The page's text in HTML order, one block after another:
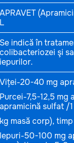
APRAVET
L
Se indică în
colibacteriozei şi
iepurilor.
Viței-20-40 mg
Purcei-7,5-12,5
apramicină sulfat /
kg masă corp),
Iepuri-50-100 mg